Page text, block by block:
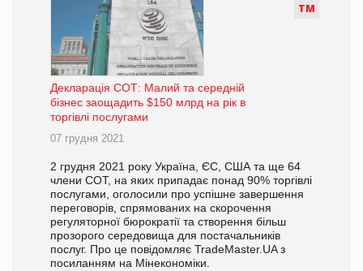
ТМ
Декларація СОТ: Малий та середній
бізнес заощадить $150 млрд на рік в
торгівлі послугами
07 грудня 2021
2 грудня 2021 року Україна, ЄС, США та ще 64
члени СОТ, на яких припадає понад 90% торгівлі
послугами, оголосили про успішне завершення
переговорів, спрямованих на скорочення
регуляторної бюрократії та створення більш
прозорого середовища для постачальників
послуг. Про це повідомляє TradeMaster.UA з
посиланням на Мінекономіки.